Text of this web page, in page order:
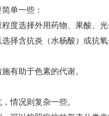
单一些：
选择外用药物、果酸、光
含抗炎（水杨酸）或抗氧
助于色素的代谢。
况则复杂一些。